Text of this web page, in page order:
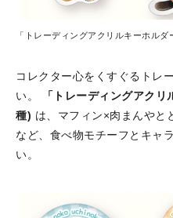
「トレーディングアクリルキーホルダ
コレクター心をくすぐるトレ
い。
「トレーディングアク
種) は、マフィン×肉まんやと
など、食べ物モチーフとキャ
い。